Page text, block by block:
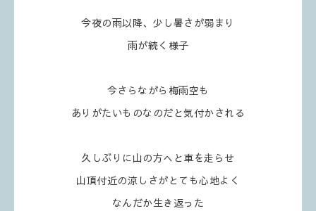
今夜の雨以降、少し暑さが弱まり
雨が続く様子
今さらながら梅雨空も
ありがたいものなのだと気付かされる
久しぶりに山の方へと車を走らせ
山頂付近の涼しさがとても心地よく
なんだか生き返った